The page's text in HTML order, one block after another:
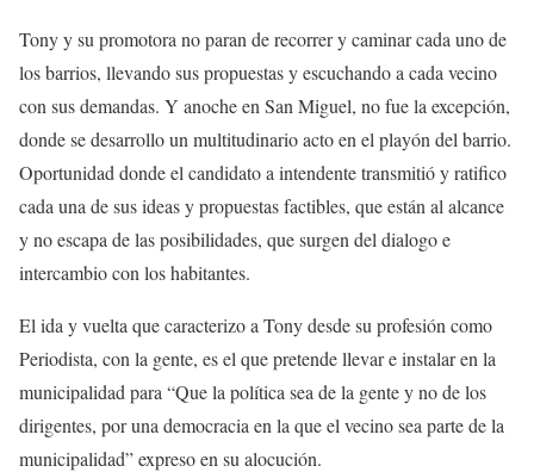
Tony y su promotora no paran de recorrer y caminar cada uno de
los barrios, llevando sus propuestas y escuchando a cada vecino
con sus demandas. Y anoche en San Miguel, no fue la excepción,
donde se desarrollo un multitudinario acto en el playón del barrio.
Oportunidad donde el candidato a intendente transmitió y ratifico
cada una de sus ideas y propuestas factibles, que están al alcance
y no escapa de las posibilidades, que surgen del dialogo e
intercambio con los habitantes.
El ida y vuelta que caracterizo a Tony desde su profesión como
Periodista, con la gente, es el que pretende llevar e instalar en la
municipalidad para “Que la política sea de la gente y no de los
dirigentes, por una democracia en la que el vecino sea parte de la
municipalidad” expreso en su alocución.